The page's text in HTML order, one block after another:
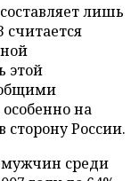
лишь
считается
этой
на
России.
мужчин среди